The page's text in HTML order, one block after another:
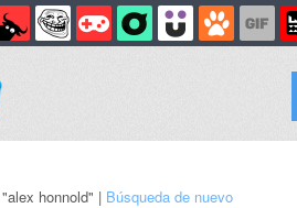
honnold" | Búsqueda de nuevo